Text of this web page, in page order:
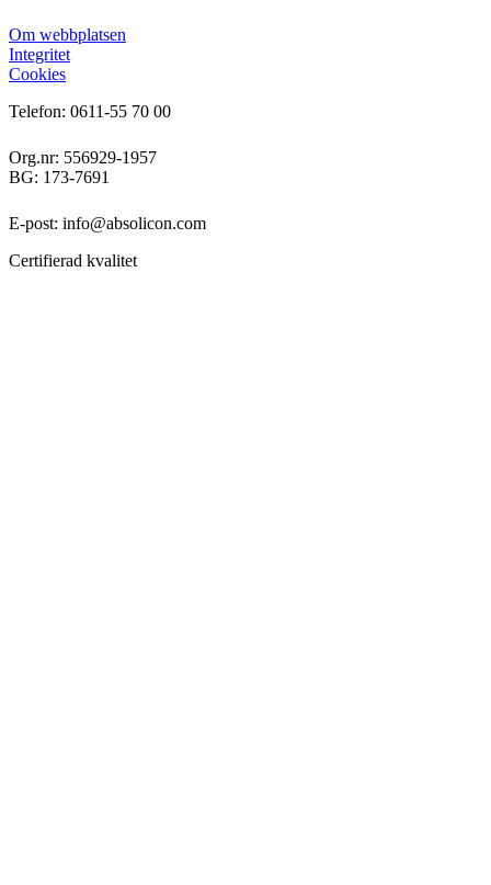
Om webbplatsen
Integritet
Cookies
Telefon: 0611-55 70 00
Org.nr: 556929-1957
BG: 173-7691
E-post: info@absolicon.com
Certifierad kvalitet